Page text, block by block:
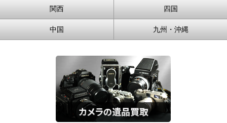
関西 四国
中国 九州・沖縄